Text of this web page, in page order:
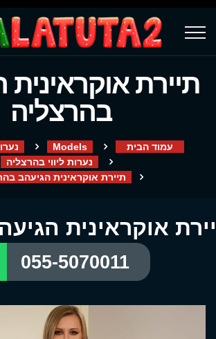
תיירת אוקראינית
בהרצליה
עמוד הבית Models
נערות ליווי בהרצליה
תיירת אוקראינית הגיעהב
אוקראינית
055-5070011